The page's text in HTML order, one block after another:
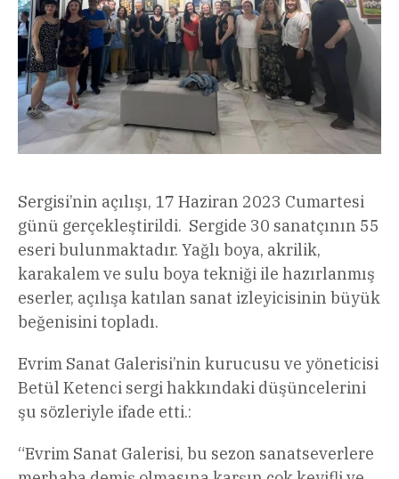
Sergisi’nin açılışı, 17 Haziran 2023 Cumartesi
günü gerçekleştirildi. Sergide 30 sanatçının 55
eseri bulunmaktadır. Yağlı boya, akrilik,
karakalem ve sulu boya tekniği ile hazırlanmış
eserler, açılışa katılan sanat izleyicisinin büyük
beğenisini topladı.
Evrim Sanat Galerisi’nin kurucusu ve yöneticisi
Betül Ketenci sergi hakkındaki düşüncelerini
şu sözleriyle ifade etti.:
“Evrim Sanat Galerisi, bu sezon sanatseverlere